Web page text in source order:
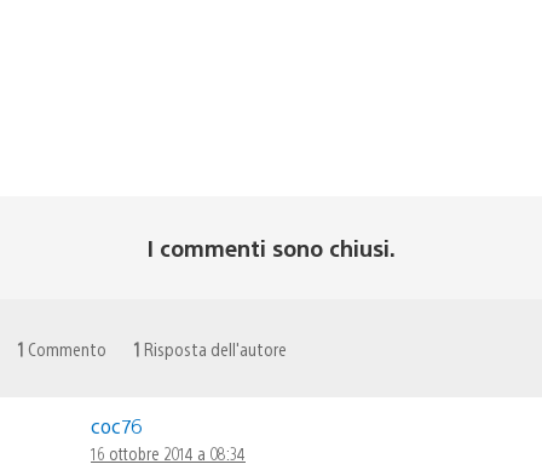
I commenti sono chiusi.
1 Commento 1 Risposta dell'autore
coc76
16 ottobre 2014 a 08:34